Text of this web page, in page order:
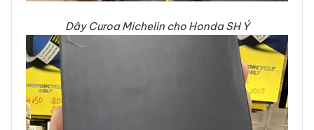
Dây Curoa Michelin cho Honda SH Ý